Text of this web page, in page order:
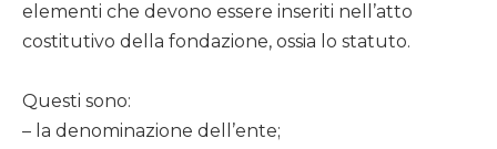
elementi che devono essere inseriti nell’atto
costitutivo della fondazione, ossia lo statuto.
Questi sono:
– la denominazione dell’ente;